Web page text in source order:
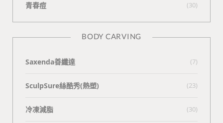
青春痘 (30)
BODY CARVING
Saxenda善纖達 (7)
SculpSure絲酷秀(熱塑) (23)
冷凍減脂 (30)